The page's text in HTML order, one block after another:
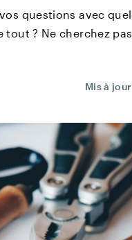
questions avec
? Ne cherchez
Mis à